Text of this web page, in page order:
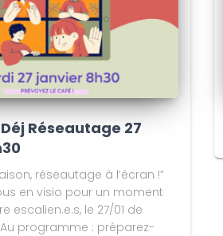
Réseautage 27
réseautage à l’écran !”
en visio pour un moment
escalien.e.s, le 27/01 de
programme : préparez-